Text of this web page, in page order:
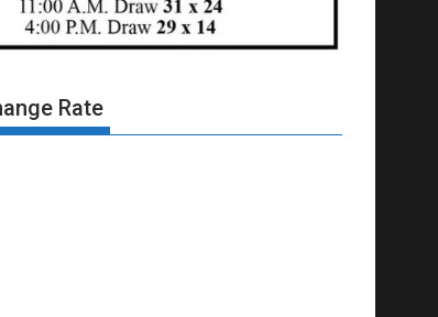
Rate